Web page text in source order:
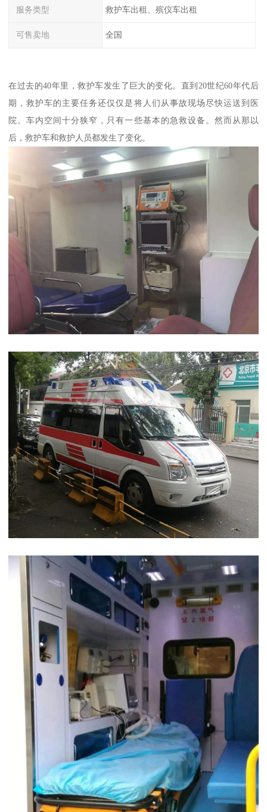
服务类型 救护车出租、殡仪车出租
可售卖地 全国
在过去的40年里，救护车发生了巨大的变化。直到20世纪60年代后
期，救护车的主要任务还仅仅是将人们从事故现场尽快运送到医
院。车内空间十分狭窄，只有一些基本的急救设备。然而从那以
后，救护车和救护人员都发生了变化。